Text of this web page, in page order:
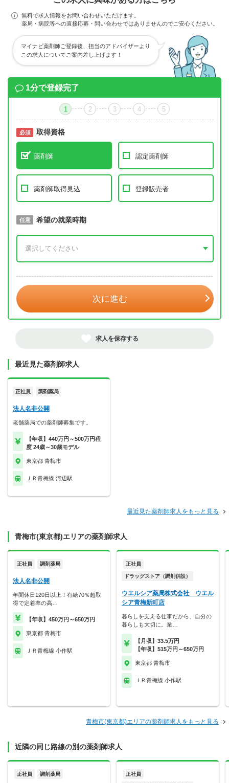
無料で求人情報をお問い合わせいただけます。
薬局・病院等への直接応募・問い合わせではありませんのでご安心ください。
マイナビ薬剤師ご登録後、担当のアドバイザーより
この求人についてご案内差し上げます！
1分で登録完了
1 2 3 4 5
必須 取得資格
薬剤師 認定薬剤師
薬剤師取得見込 登録販売者
必須 取得予定年
任意 希望の就業時期
次に進む
求人を保存する
最近見た薬剤師求人
正社員 調剤薬局
法人名非公開
老舗薬局での薬剤師募集です。
【年収】440万円～500万円程
度 24歳～30歳モデル
東京都 青梅市
ＪＲ青梅線 河辺駅
最近見た薬剤師求人をもっと見る
青梅市(東京都)エリアの薬剤師求人
正社員 調剤薬局
法人名非公開
年間休日120日以上！有給70％超取
得で定着率の高…
【年収】450万円～650万円
東京都 青梅市
ＪＲ青梅線 小作駅
正社員
ドラッグストア（調剤併設）
ウエルシア薬局株式会社 ウエル
シア青梅新町店
暮らしを支える仕事だから、自分の
暮らしも大切に。業…
【月収】33.5万円
【年収】515万円～650万円
東京都 青梅市
ＪＲ青梅線 小作駅
青梅市(東京都)エリアの薬剤師求人をもっと見る
近隣の同じ路線の別の薬剤師求人
正社員 調剤薬局 正社員